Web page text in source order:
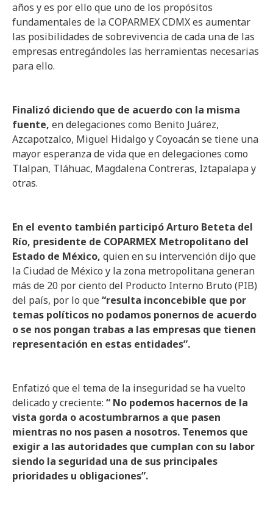
años y es por ello que uno de los propósitos
fundamentales de la COPARMEX CDMX es aumentar
las posibilidades de sobrevivencia de cada una de las
empresas entregándoles las herramientas necesarias
para ello.
Finalizó diciendo que de acuerdo con la misma
fuente, en delegaciones como Benito Juárez,
Azcapotzalco, Miguel Hidalgo y Coyoacán se tiene una
mayor esperanza de vida que en delegaciones como
Tlalpan, Tláhuac, Magdalena Contreras, Iztapalapa y
otras.
En el evento también participó Arturo Beteta del
Río, presidente de COPARMEX Metropolitano del
Estado de México, quien en su intervención dijo que
la Ciudad de México y la zona metropolitana generan
más de 20 por ciento del Producto Interno Bruto (PIB)
del país, por lo que“resulta inconcebible que por
temas políticos no podamos ponernos de acuerdo
o se nos pongan trabas a las empresas que tienen
representación en estas entidades”.
Enfatizó que el tema de la inseguridad se ha vuelto
delicado y creciente: “ No podemos hacernos de la
vista gorda o acostumbrarnos a que pasen
mientras no nos pasen a nosotros. Tenemos que
exigir a las autoridades que cumplan con su labor
siendo la seguridad una de sus principales
prioridades u obligaciones”.